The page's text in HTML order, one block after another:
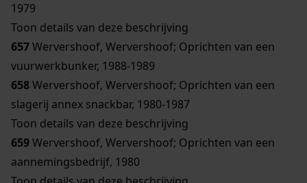
1979
Toon details van deze beschrijving
657Wervershoof, Wervershoof; Oprichten van een
vuurwerkbunker, 1988-1989
658Wervershoof, Wervershoof; Oprichten van een
slagerij annex snackbar, 1980-1987
Toon details van deze beschrijving
659Wervershoof, Wervershoof; Oprichten van een
aannemingsbedrijf, 1980